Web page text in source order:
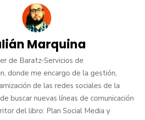
Marquina
de Baratz-Servicios de
donde me encargo de la gestión,
de las redes sociales de la
buscar nuevas líneas de comunicación
del libro: Plan Social Media y